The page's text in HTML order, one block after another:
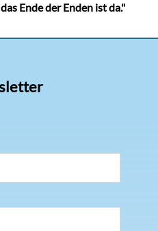
Ende der Enden ist da."